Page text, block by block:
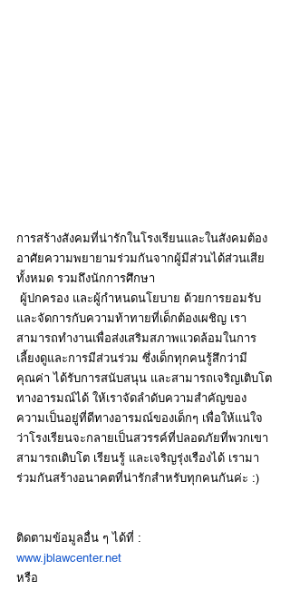
การสร้างสังคมที่น่ารักในโรงเรียนและในสังคมต้อง
อาศัยความพยายามร่วมกันจากผู้มีส่วนได้ส่วนเสีย
ทั้งหมด รวมถึงนักการศึกษา
และจัดการกับความท้าทายที่เด็กต้องเผชิญ เรา
สามารถทำงานเพื่อส่งเสริมสภาพแวดล้อมในการ
เลี้ยงดูและการมีส่วนร่วม ซึ่งเด็กทุกคนรู้สึกว่ามี
คุณค่า ได้รับการสนับสนุน และสามารถเจริญเติบโต
ทางอารมณ์ได้ ให้เราจัดลำดับความสำคัญของ
ความเป็นอยู่ที่ดีทางอารมณ์ของเด็กๆ เพื่อให้แน่ใจ
ว่าโรงเรียนจะกลายเป็นสวรรค์ที่ปลอดภัยที่พวกเขา
สามารถเติบโต เรียนรู้ และเจริญรุ่งเรืองได้ เรามา
ร่วมกันสร้างอนาคตที่น่ารักสำหรับทุกคนกันค่ะ :)
ติดตามข้อมูลอื่น ๆ ได้ที่ :
www.jblawcenter.net
หรือ